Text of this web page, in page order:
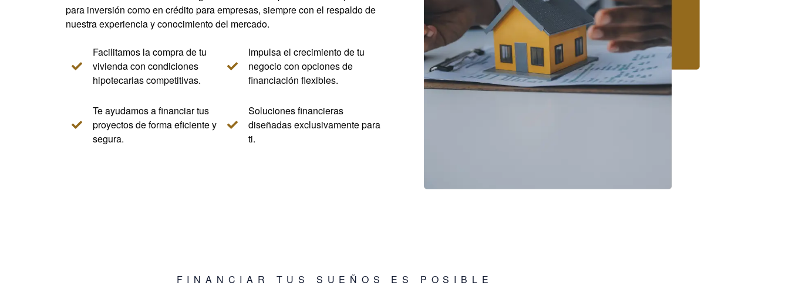
para inversión como en crédito para empresas, siempre con el respaldo de
nuestra experiencia y conocimiento del mercado.
Facilitamos la compra de tu
vivienda con condiciones
hipotecarias competitivas.
Te ayudamos a financiar tus
proyectos de forma eficiente y
segura.
Impulsa el crecimiento de tu
negocio con opciones de
financiación flexibles.
Soluciones financieras
diseñadas exclusivamente para
ti.
FINANCIAR TUS SUEÑOS ES POSIBLE